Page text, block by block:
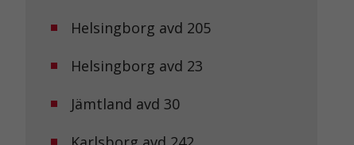
Helsingborg avd 205
Helsingborg avd 23
Jämtland avd 30